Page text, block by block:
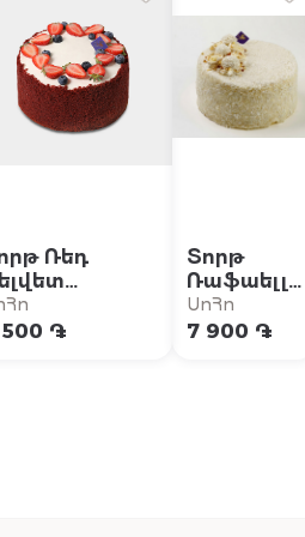
Ռեդ
֏
Տորթ
Ռաֆաելլո
փոքր
ՍոՀո
7 900 ֏